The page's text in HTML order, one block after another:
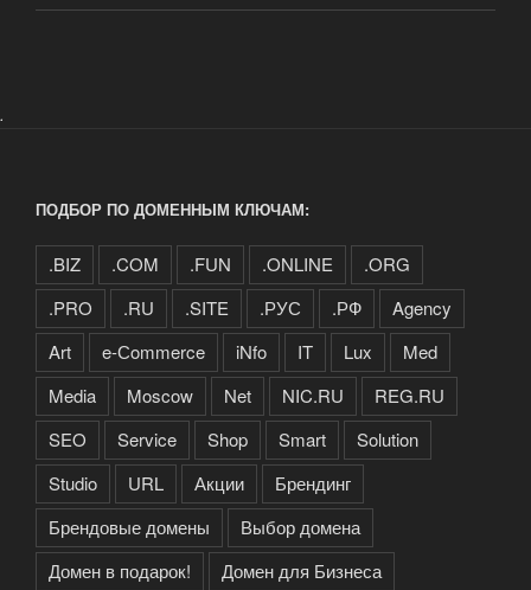
.
ПОДБОР ПО ДОМЕННЫМ КЛЮЧАМ:
.BIZ .COM .FUN .ONLINE
.ORG
.PRO
.RU .SITE .РУС .РФ
Agency
Art
e-Сommerce iNfo IT Lux
Med
Media
Moscow Net NIC.RU
REG.RU
SEO
Service Shop Smart
Solution
Studio
URL Акции
Брендинг
Брендовые домены
Выбор домена
Домен в подарок!
Домен для Бизнеса